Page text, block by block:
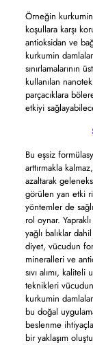
Örneğin
koşullara karşı
antioksidan ve
kurkumin
sınırlamalarının
kullanılan
parçacıklara
etkiyi
Bu eşsiz
arttırmakla
azaltarak
görülen yan etki
yöntemler de
rol oynar.
yağlı balıklar
diyet, vücudun
mineralleri ve
sıvı alımı,
teknikleri
kurkumin
bu doğal
beslenme
bir yaklaşım